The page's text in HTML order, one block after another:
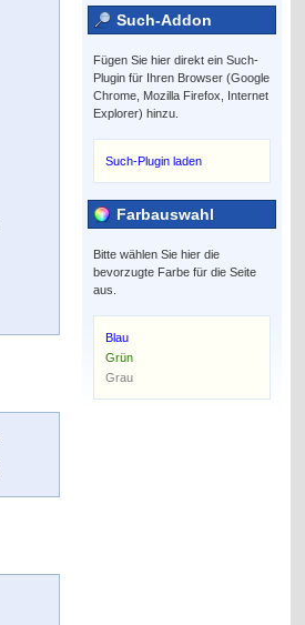
Such-Addon
Fügen Sie hier direkt ein Such-
Plugin für Ihren Browser (Google
Chrome, Mozilla Firefox, Internet
Explorer) hinzu.
Such-Plugin laden
Farbauswahl
Bitte wählen Sie hier die
bevorzugte Farbe für die Seite
aus.
Blau
Grün
Grau